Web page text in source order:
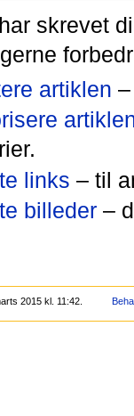
skrevet
artiklen
links – til
billeder–
2015 kl. 11:42.